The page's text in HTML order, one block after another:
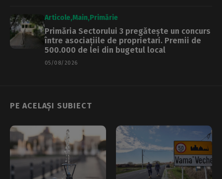
Articole Main Primărie
Primăria Sectorului 3 pregătește un concurs
între asociațiile de proprietari. Premii de
500.000 de lei din bugetul local
05/08/2026
PE ACELAȘI SUBIECT